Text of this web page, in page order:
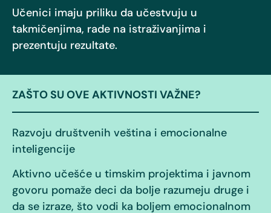
Učenici imaju priliku da učestvuju u
takmičenjima, rade na istraživanjima i
prezentuju rezultate.
ZAŠTO SU OVE AKTIVNOSTI VAŽNE?
Razvoju društvenih veština i emocionalne
inteligencije
Aktivno učešće u timskim projektima i javnom
govoru pomaže deci da bolje razumeju druge i
da se izraze, što vodi ka boljem emocionalnom